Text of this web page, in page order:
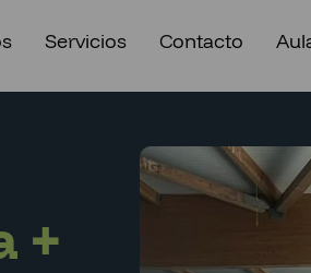
Servicios Contacto
+